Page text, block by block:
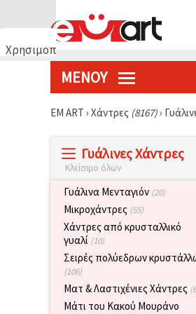
Χρησιμοποιούμε
Χρησιμοποιούμε
διασφαλίσουμε
ΜΕΝΟΎ
EM ART › Χάντρες (8167)›
Γυάλινες Χάντρες
Κλείσιμο όλων
Γυάλινα Μενταγιόν (20)
Μικροχάντρες (55)
Χάντρες από κρυσταλλικό
γυαλί (10)
Σειρές πολύεδρων
(106)
Ματ & Λαστιχένιες Χάντρες
Μάτι του Κακού Μουράνο